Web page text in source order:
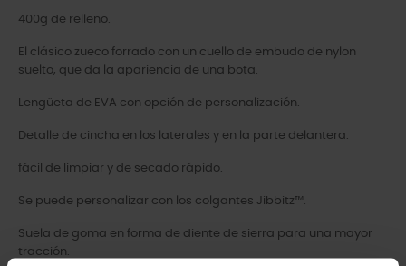
400g de relleno.
El clásico zueco forrado con un cuello de embudo de nylon
suelto, que da la apariencia de una bota.
Lengüeta de EVA con opción de personalización.
Detalle de cincha en los laterales y en la parte delantera.
fácil de limpiar y de secado rápido.
Se puede personalizar con los colgantes Jibbitz™.
Suela de goma en forma de diente de sierra para una mayor
tracción.